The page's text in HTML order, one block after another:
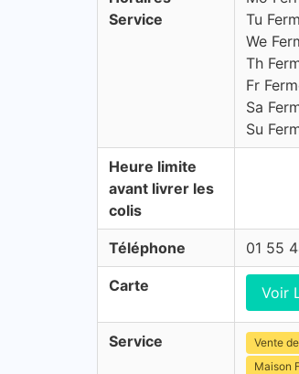
Service
Tu
We
Th
Fr
Sa
Su
Heure limite
avant livrer les
colis
Téléphone 01 55
Carte Voir
Service Vente
Maison